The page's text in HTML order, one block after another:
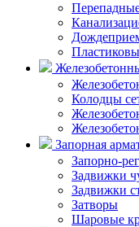
Колодцы
Запорная
Запорно-
Задвижки
Задвижки
Затворы
Шаровые